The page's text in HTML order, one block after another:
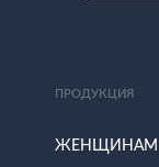
ПРОДУКЦИЯ
ЖЕНЩИНАМ